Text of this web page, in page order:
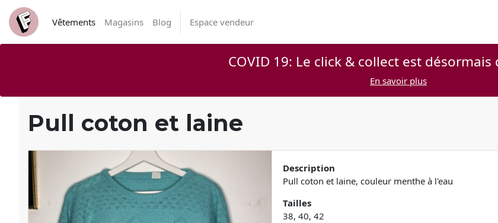
Vêtements Magasins Blog Espace vendeur
COVID 19: Le click & collect est
En savoir plus
Pull coton et laine
Description
Pull coton et laine, couleur menthe à l'eau
Tailles
38, 40, 42